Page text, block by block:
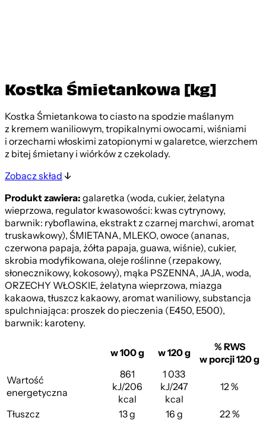
Kostka Śmietankowa [kg]
Kostka Śmietankowa to ciasto na spodzie maślanym
z kremem waniliowym, tropikalnymi owocami, wiśniami
i orzechami włoskimi zatopionymi w galaretce, wierzchem
z bitej śmietany i wiórków z czekolady.
Zobacz skład
Produkt zawiera:galaretka (woda, cukier, żelatyna
wieprzowa, regulator kwasowości: kwas cytrynowy,
barwnik: ryboflawina, ekstrakt z czarnej marchwi, aromat
truskawkowy), ŚMIETANA, MLEKO, owoce (ananas,
czerwona papaja, żółta papaja, guawa, wiśnie), cukier,
skrobia modyfikowana, oleje roślinne (rzepakowy,
słonecznikowy, kokosowy), mąka PSZENNA, JAJA, woda,
ORZECHY WŁOSKIE, żelatyna wieprzowa, miazga
kakaowa, tłuszcz kakaowy, aromat waniliowy, substancja
spulchniająca: proszek do pieczenia (E450, E500),
barwnik: karoteny.
w 100 g w 120 g
% RWS
w porcji 120 g
Wartość
energetyczna
861
kJ/206
kcal
1 033
kJ/247
kcal
12 %
Tłuszcz 13 g 16 g
22 %